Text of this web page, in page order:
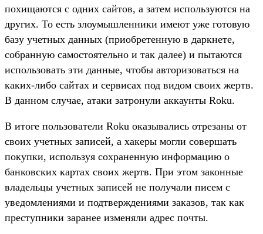
похищаются с одних сайтов, а затем используются на
других. То есть злоумышленники имеют уже готовую
базу учетных данных (приобретенную в даркнете,
собранную самостоятельно и так далее) и пытаются
использовать эти данные, чтобы авторизоваться на
каких-либо сайтах и сервисах под видом своих жертв.
В данном случае, атаки затронули аккаунты Roku.
В итоге пользователи Roku оказывались отрезаны от
своих учетных записей, а хакеры могли совершать
покупки, используя сохраненную информацию о
банковских картах своих жертв. При этом законные
владельцы учетных записей не получали писем с
уведомлениями и подтверждениями заказов, так как
преступники заранее изменяли адрес почты.